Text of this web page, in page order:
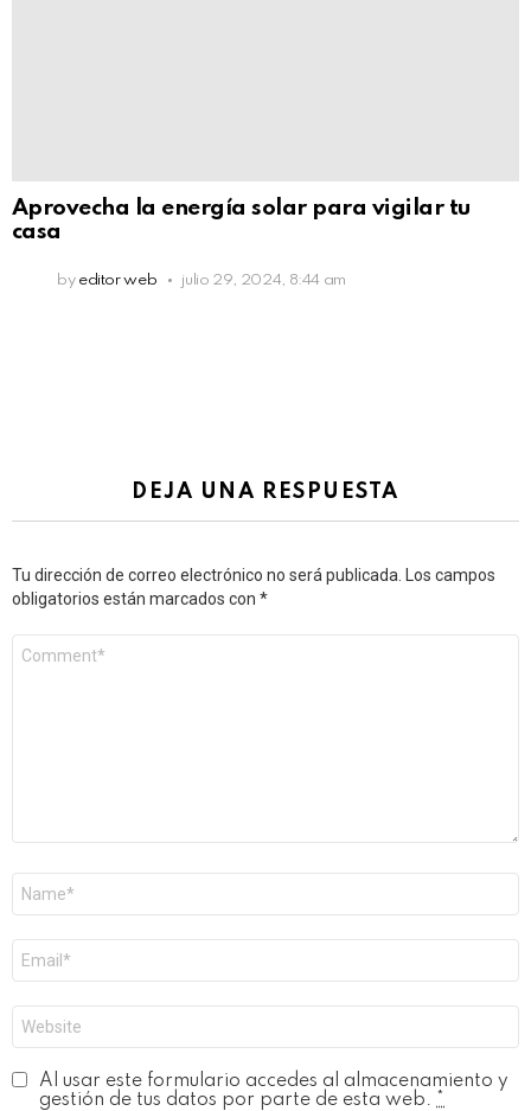
Aprovecha la energía solar para vigilar tu
casa
by editor web julio 29, 2024, 8:44 am
DEJA UNA RESPUESTA
Tu dirección de correo electrónico no será publicada. Los campos
obligatorios están marcados con *
electrónico
*
Al usar este formulario accedes al almacenamiento y
gestión de tus datos por parte de esta web. *